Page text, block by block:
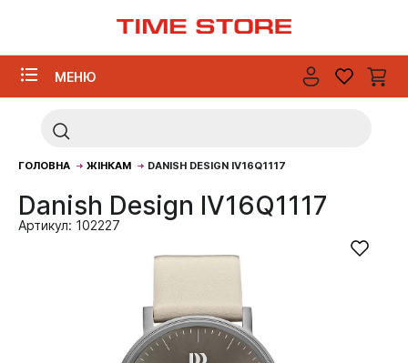
МЕНЮ
ГОЛОВНА ЖІНКАМ DANISH DESIGN IV16Q1117
Danish Design IV16Q1117
Артикул: 102227